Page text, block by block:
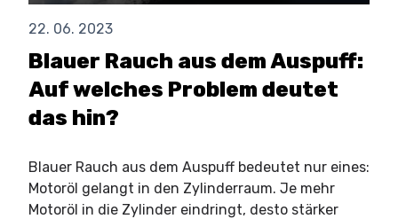
22. 06. 2023
Blauer Rauch aus dem Auspuff:
Auf welches Problem deutet
das hin?
Blauer Rauch aus dem Auspuff bedeutet nur eines:
Motoröl gelangt in den Zylinderraum. Je mehr
Motoröl in die Zylinder eindringt, desto stärker